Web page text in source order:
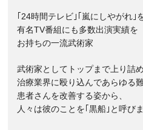
｢24時間テレビ｣｢嵐にしやがれ｣
有名TV番組にも多数出演実績を
お持ちの一流武術家
武術家としてトップまで上り詰め
治療業界に殴り込んであらゆる
患者さんを改善する姿から、
人々は彼のことを｢黒船｣と呼びま